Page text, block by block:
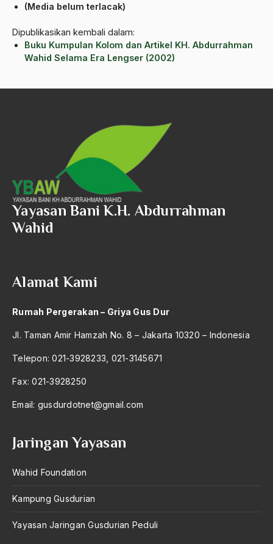
(Media belum terlacak)
Dipublikasikan kembali dalam:
Buku Kumpulan Kolom dan Artikel KH. Abdurrahman
Wahid Selama Era Lengser (2002)
Al-qua'an dan Hadist
al-quran
Alexander Solzhenitsyin
Ali Syahbana
Aliran AHmadiyah
Aliran Kepercayaan
ALmanak
Alternatif Moral
Alternatif Nilai
Alternatif Politis
Alumni Sayid Al-Maliki
Alvin W. Gouldner
Amar Ma'ruf Nahi Munkar
ambisi politik
Ambivalen
ambon
Yayasan Bani K.H. Abdurrahman
Wahid
Alamat Kami
Rumah Pergerakan – Griya Gus Dur
Jl. Taman Amir Hamzah No. 8 – Jakarta 10320 – Indonesia
Telepon: 021-3928233, 021-3145671
Fax: 021-3928250
Email: gusdurdotnet@gmail.com
Jaringan Yayasan
Wahid Foundation
Kampung Gusdurian
Yayasan Jaringan Gusdurian Peduli